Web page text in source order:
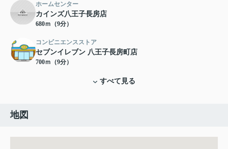
ホームセンター
カインズ八王子長房店
680ｍ（9分）
コンビニエンスストア
セブンイレブン 八王子長房町店
700ｍ（9分）
すべて見る
地図